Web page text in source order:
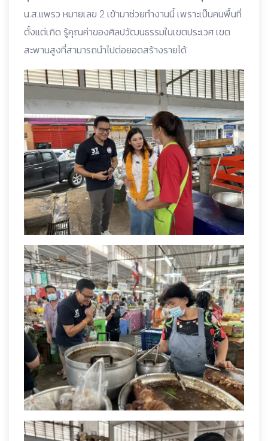
น.ส.แพรว หมายเลข 2 เข้ามาช่วยทำงานนี้ เพราะเป็นคนพื้นที่
ตั้งแต่เกิด รู้คุณค่าของศิลปวัฒนธรรมในเขตประเวศ เขต
สะพานสูงที่สามารถนำไปต่อยอดสร้างรายได้